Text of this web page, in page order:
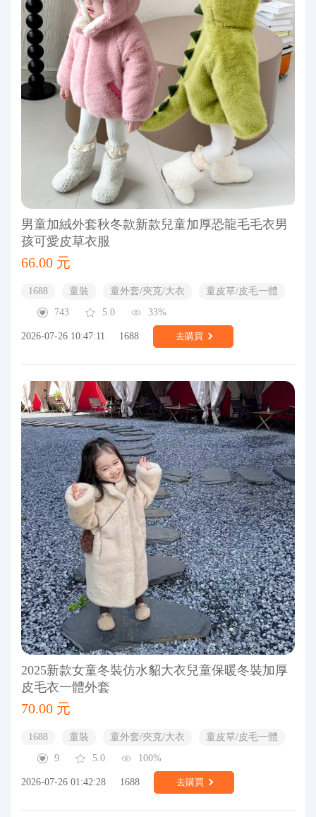
男童加絨外套秋冬款新款兒童加厚恐龍毛毛衣男
孩可愛皮草衣服
66.00 元
1688 童裝 童外套/夾克/大衣
童皮草/皮毛一體
743
5.0 33%
2026-07-26 10:47:11 1688 去購買
2025新款女童冬裝仿水貂大衣兒童保暖冬裝加厚
皮毛衣一體外套
70.00 元
1688 童裝 童外套/夾克/大衣
童皮草/皮毛一體
9
5.0 100%
2026-07-26 01:42:28 1688 去購買